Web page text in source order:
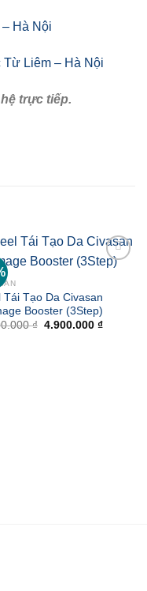
Hà Nội
Từ Liêm – Hà Nội
trực tiếp.
Add to
Tái Tạo Da Civasan
Booster (3Step)
₫ Giá
4.900.000 ₫Giá